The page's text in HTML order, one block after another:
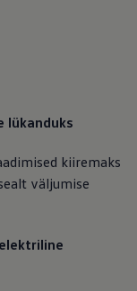
lükanduks
kiiremaks
väljumise